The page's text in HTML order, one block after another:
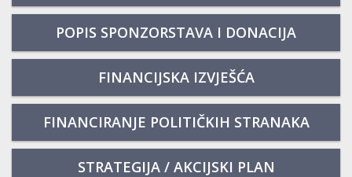
POPIS SPONZORSTAVA I DONACIJA
FINANCIJSKA IZVJEŠĆA
FINANCIRANJE POLITIČKIH STRANAKA
STRATEGIJA / AKCIJSKI PLAN